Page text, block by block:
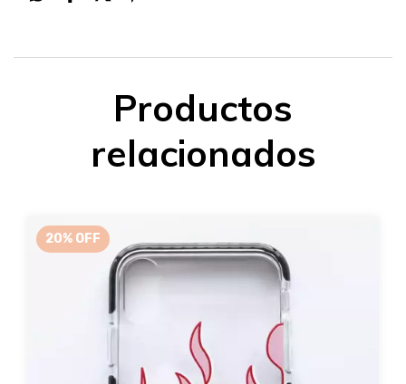
Productos
relacionados
20% OFF